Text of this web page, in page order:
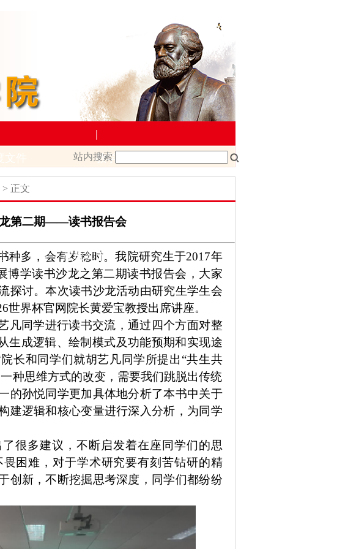
上级文件
|
教学管理
学生下载教师下载
站内搜索
> 正文
第二期——读书报告会
种多，会有岁稔时。我院研究生于2017年
博学读书沙龙之第二期读书报告会，大家
探讨。本次读书沙龙活动由研究生学生会
世界杯官网院长黄爱宝教授出席讲座。
凡同学进行读书交流，通过四个方面对整
生成逻辑、绘制模式及功能预期和实现途
长和同学们就胡艺凡同学所提出 “共生共
种思维方式的改变，需要我们跳脱出传统
的孙悦同学更加具体地分析了本书中关于
建逻辑和核心变量进行深入分析，为同学
了很多建议 ，不断启发着在座同学们的思
困难，对于学术研究要有刻苦钻研的精
创新，不断挖掘思考深度 ， 同学们都纷纷